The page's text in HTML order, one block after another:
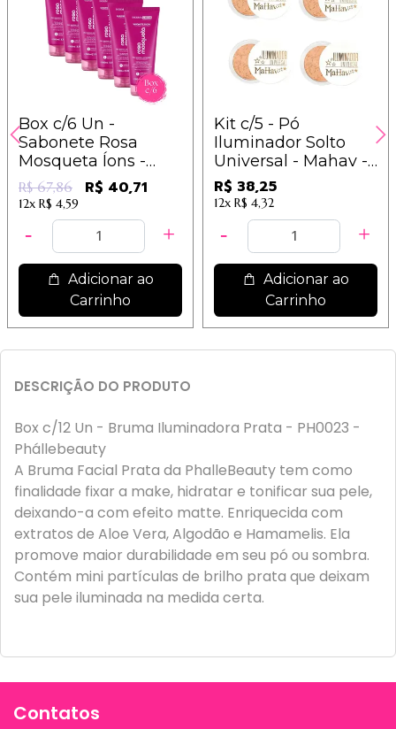
Box c/6 Un -
Sabonete Rosa
Mosqueta Íons -
Dermachem
R$ 67,86 R$ 40,71
12x R$ 4,59
Adicionar ao
Carrinho
Kit c/5 - Pó
Iluminador Solto
Universal - Mahav -
ILU-MV / 7,65
R$ 38,25
12x R$ 4,32
Adicionar ao
Carrinho
DESCRIÇÃO DO PRODUTO
Box c/12 Un - Bruma Iluminadora Prata - PH0023 -
Phállebeauty
A Bruma Facial Prata da PhalleBeauty tem como
finalidade fixar a make, hidratar e tonificar sua pele,
deixando-a com efeito matte. Enriquecida com
extratos de Aloe Vera, Algodão e Hamamelis. Ela
promove maior durabilidade em seu pó ou sombra.
Contém mini partículas de brilho prata que deixam
sua pele iluminada na medida certa.
Contatos